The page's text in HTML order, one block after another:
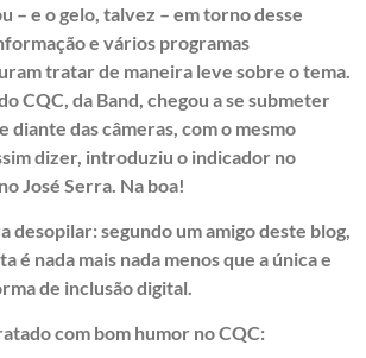
– e o gelo, talvez – em torno desse
e vários programas
tratar de maneira leve sobre o tema.
CQC, da Band, chegou a se submeter
diante das câmeras, com o mesmo
dizer, introduziu o indicador no
José Serra. Na boa!
desopilar: segundo um amigo deste blog,
é nada mais nada menos que a única e
de inclusão digital.
com bom humor no CQC: